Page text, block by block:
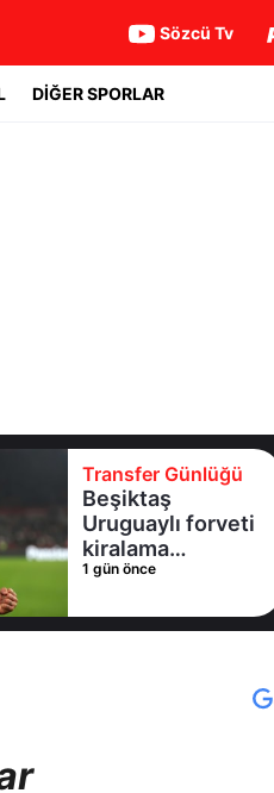
Sözcü Tv
DİĞER SPORLAR
Transfer Günlüğü
Beşiktaş
Uruguaylı forveti
kiralama
konusunda Al
Adım adım Nunez
1 gün önce